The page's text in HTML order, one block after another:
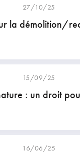
27/10/25
la démolition/
15/09/25
: un droit
16/06/25